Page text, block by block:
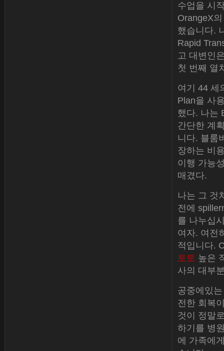
수업을 시
OrangeX
했습니다.
Rapid
고 대변인
첫 번째 열
여기 44 세
Plan을 사
했다. 나는
간단한 계
니다. 블룸
장하는 비
이행 가능
매겼다.
나는 그 것
전에
를 나누십
여자. 여전
적입니다.
토토 높은
사의 대부
공중에있
전한 회복
것이 정말
하기를 병
에 가족에